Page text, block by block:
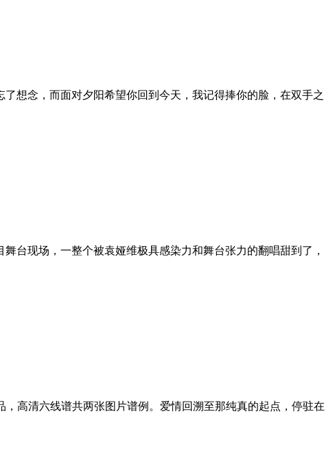
想念，而面对夕阳希望你回到今天，我记得捧你的脸，在双手之
台现场，一整个被袁娅维极具感染力和舞台张力的翻唱甜到了，
高清六线谱共两张图片谱例。爱情回溯至那纯真的起点，停驻在